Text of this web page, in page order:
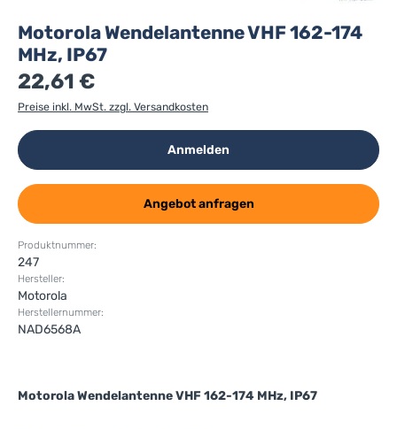
Motorola Wendelantenne VHF 162-174
MHz, IP67
22,61 €
Preise inkl. MwSt. zzgl. Versandkosten
Anmelden
Angebot anfragen
Produktnummer:
247
Hersteller:
Motorola
Herstellernummer:
NAD6568A
Motorola Wendelantenne VHF 162-174 MHz, IP67